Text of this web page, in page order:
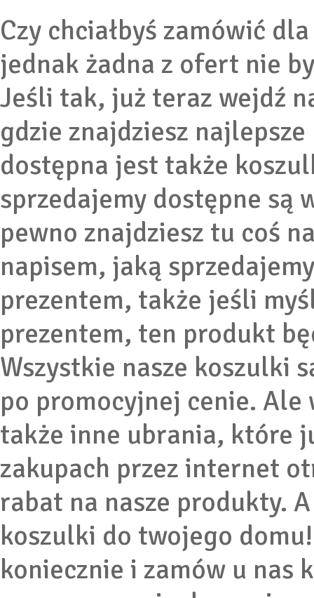
Czy chciałbyś zamówić
jednak żadna z ofert nie
Jeśli tak, już teraz wejdź
gdzie znajdziesz
dostępna jest także
sprzedajemy dostępne są
pewno znajdziesz tu coś
napisem, jaką
prezentem, także jeśli
prezentem, ten produkt
Wszystkie nasze koszulki
po promocyjnej cenie. Ale
także inne ubrania, które
zakupach przez internet
rabat na nasze produkty.
koszulki do twojego
koniecznie i zamów u nas